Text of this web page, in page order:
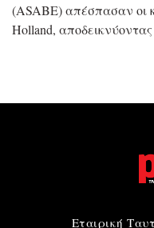
(ASABE) απέσπασαν οι
Holland, αποδεικνύοντας
Εταιρική